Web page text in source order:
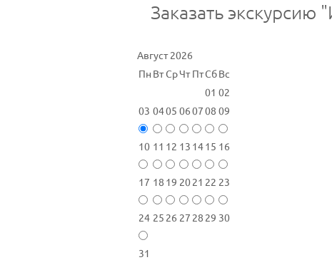
Заказать экскурсию
Август 2026
Пн ВтСрЧт ПтСбВс
01 02
03 0405 060708 09
10 11 12 13 1415 16
17 18 19 2021 22 23
24 25 26 27 28 29 30
31